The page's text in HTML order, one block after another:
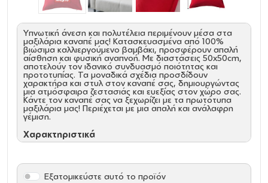
Υπνωτική άνεση και πολυτέλεια περιμένουν μέσα στα
μαξιλάρια καναπέ μας! Κατασκευασμένα από 100%
βιώσιμα καλλιεργούμενο βαμβάκι, προσφέρουν απαλή
αίσθηση και φυσική αναπνοή. Με διαστάσεις 50x50cm,
αποτελούν τον ιδανικό συνδυασμό ποιότητας και
προτοτυπίας. Τα μοναδικά σχέδια προσδίδουν
χαρακτήρα και στυλ στον καναπέ σας, δημιουργώντας
μια ατμόσφαιρα ζεστασιάς και ευεξίας στον χώρο σας.
Κάντε τον καναπέ σας να ξεχωρίζει με τα πρωτότυπα
μαξιλάρια μας! Περιέχεται με μια απαλή και ανάλαφρη
γέμιση.
Χαρακτηριστικά
Το φερμουάρ σάς διευκολύνει να αφαιρέσετε το
Εξατομικεύστε αυτό το προϊόν